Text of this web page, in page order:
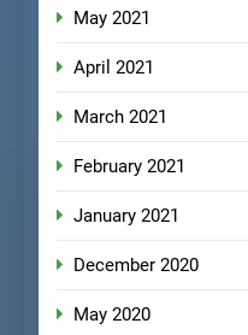
May 2021
April 2021
March 2021
February 2021
January 2021
December 2020
May 2020